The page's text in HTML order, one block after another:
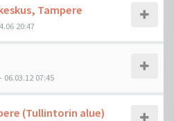
Tampere
20:47
- 06.03.12 07:45
(Tullintorin alue)